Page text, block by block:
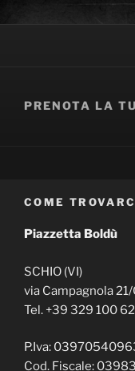
al
Cocktail bar, pizza e
PRENOTA LA
COME
Piazzetta Boldù
SCHIO (VI)
via Campagnola 21/
Tel. +39 329 100
P.Iva:
Cod. Fiscale: